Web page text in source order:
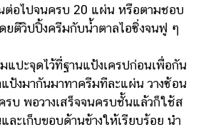
ต่อไปจนครบ 20 แผ่น หรือตามชอบ
ตีวิปปิ้งครีมกับน้ำตาลไอซิ่งจนฟู ๆ
ปะจุดไว้ที่ฐานแป้งเครปก่อนเพื่อกัน
ป้งมากันมาทาครีมทีละแผ่น วางซ้อน
บ พอวางเสร็จจนครบชั้นแล้วก็ใช้ส
ละเก็บขอบด้านข้างให้เรียบร้อย นำ